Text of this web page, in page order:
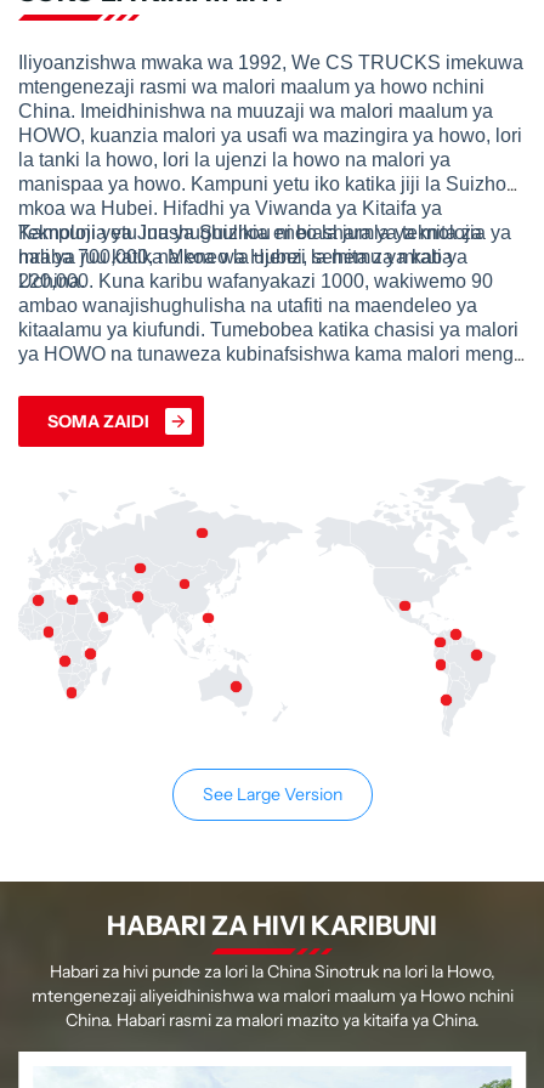
Afrika. Inapunguza
kwa takataka" huku
ikizoea hali ngumu za
barabara na hali ya hewa
ya ndani, wakati huo huo
ikipunguza gharama za
kazi na matengenezo.
Iliyoanzishwa mwaka wa 1992, We CS TRUCKS imekuwa
mtengenezaji rasmi wa malori maalum ya howo nchini
China. Imeidhinishwa na muuzaji wa malori maalum ya
HOWO, kuanzia malori ya usafi wa mazingira ya howo, lori
la tanki la howo, lori la ujenzi la howo na malori ya
manispaa ya howo. Kampuni yetu iko katika jiji la Suizhou,
mkoa wa Hubei. Hifadhi ya Viwanda ya Kitaifa ya
Teknolojia ya Juu ya Suizhou ni biashara ya teknolojia ya
hali ya juu katika Mkoa wa Hubei, sehemu ya kati ya
Uchina.
Kampuni yetu inashughulikia eneo la jumla ya mita za
mraba 700,000, na eneo la ujenzi la mita za mraba
220,000. Kuna karibu wafanyakazi 1000, wakiwemo 90
ambao wanajishughulisha na utafiti na maendeleo ya
kitaalamu ya kiufundi. Tumebobea katika chasisi ya malori
ya HOWO na tunaweza kubinafsishwa kama malori mengi
kusafisha barabara, malori ya matanki ya maji taka, lori la
matanki ya maji, malori ya mafuta, lori la zimamoto, kreni
ya lori, lori la kubebea ndoano, lori la kubebea taka
linalozunguka, malori ya kutupa taka na magari mengine
ya matumizi maalum ya HOWO.
SOMA ZAIDI
See Large Version
HABARI ZA HIVI KARIBUNI
Habari za hivi punde za lori la China Sinotruk na lori la Howo,
mtengenezaji aliyeidhinishwa wa malori maalum ya Howo nchini
China. Habari rasmi za malori mazito ya kitaifa ya China.